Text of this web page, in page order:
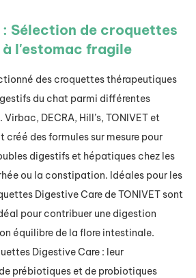
: Sélection de croquettes
l'estomac fragile
des croquettes thérapeutiques
du chat parmi différentes
DECRA, Hill’s, TONIVET et
créé des formules sur mesure pour
digestifs et hépatiques chez les
ou la constipation. Idéales pour les
Digestive Care de TONIVET sont
pour contribuer une digestion
équilibre de la flore intestinale.
Digestive Care : leur
prébiotiques et de probiotiques